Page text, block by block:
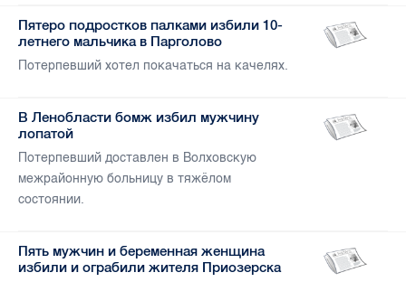
Пятеро подростков палками избили 10-
летнего мальчика в Парголово
Потерпевший хотел покачаться на качелях.
В Ленобласти бомж избил мужчину
лопатой
Потерпевший доставлен в Волховскую
межрайонную больницу в тяжёлом
состоянии.
Пять мужчин и беременная женщина
избили и ограбили жителя Приозерска